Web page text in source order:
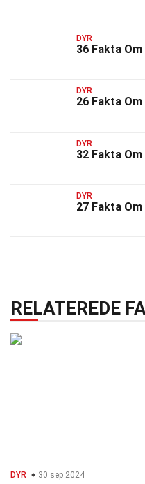
DYR
36 Fakta
DYR
26 Fakta Om
DYR
32 Fakta
DYR
27 Fakta
RELATEREDE
DYR 30 sep 2024